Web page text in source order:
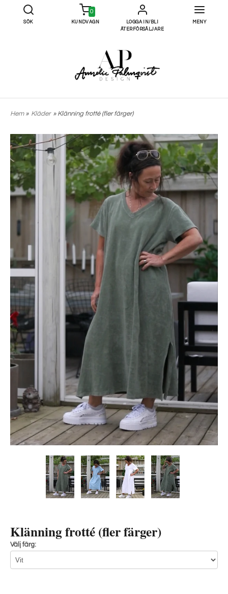
SÖK
0
KUNDVAGN
LOGGA IN/BLI
ÅTERFÖRSÄLJARE
MENY
Hem» Kläder » Klänning frotté (fler färger)
Klänning frotté (fler färger)
Välj färg: